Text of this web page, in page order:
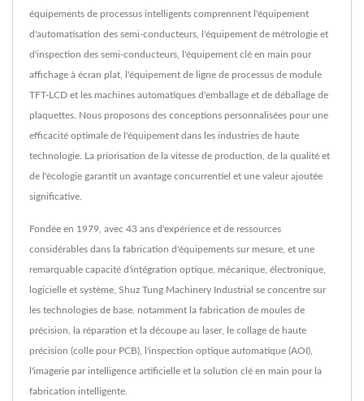
équipements de processus intelligents comprennent l'équipement
d'automatisation des semi-conducteurs, l'équipement de métrologie et
d'inspection des semi-conducteurs, l'équipement clé en main pour
affichage à écran plat, l'équipement de ligne de processus de module
TFT-LCD et les machines automatiques d'emballage et de déballage de
plaquettes. Nous proposons des conceptions personnalisées pour une
efficacité optimale de l'équipement dans les industries de haute
technologie. La priorisation de la vitesse de production, de la qualité et
de l'écologie garantit un avantage concurrentiel et une valeur ajoutée
significative.
Fondée en 1979, avec 43 ans d'expérience et de ressources
considérables dans la fabrication d'équipements sur mesure, et une
remarquable capacité d'intégration optique, mécanique, électronique,
logicielle et système, Shuz Tung Machinery Industrial se concentre sur
les technologies de base, notamment la fabrication de moules de
précision, la réparation et la découpe au laser, le collage de haute
précision (colle pour PCB), l'inspection optique automatique (AOI),
l'imagerie par intelligence artificielle et la solution clé en main pour la
fabrication intelligente.